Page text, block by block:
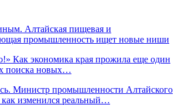
Алтайская пищевая и
промышленность ищет новые ниши
Как экономика края прожила еще один
поиска новых…
Министр промышленности Алтайского
изменился реальный…